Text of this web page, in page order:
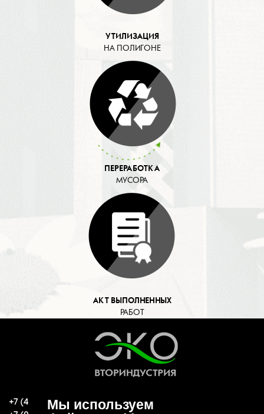
Мы используем
УТИЛИЗАЦИЯ
НА ПОЛИГОНЕ
ПЕРЕРАБОТКА
МУСОРА
АКТ ВЫПОЛНЕННЫХ
РАБОТ
ekoind93@yandex.ru
+7 (496) 570-37-15